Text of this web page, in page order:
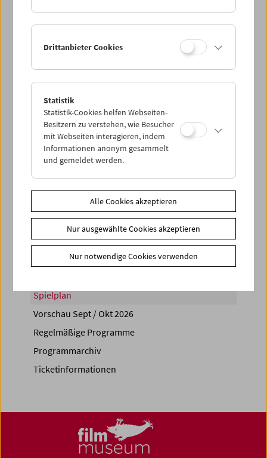
Sa 14.3.
PROGRAMM ÜBERBLICK
Share on
Spielplan
Vorschau Sept / Okt 2026
Regelmäßige Programme
Programmarchiv
Ticketinformationen
Drittanbieter Cookies
Statistik
Statistik-Cookies helfen Webseiten-
Besitzern zu verstehen, wie Besucher
mit Webseiten interagieren, indem
Informationen anonym gesammelt
und gemeldet werden.
Alle Cookies akzeptieren
Nur ausgewählte Cookies akzeptieren
Nur notwendige Cookies verwenden